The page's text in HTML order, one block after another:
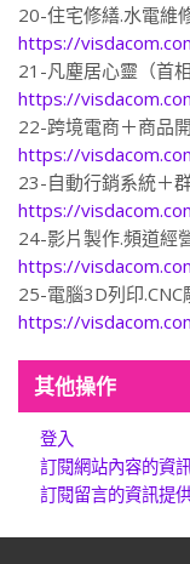
20-住宅修繕.水電維
https://
21-凡塵居心靈（首相
https://
22-跨境電商＋商品
https://
23-自動行銷系統＋
https://
24-影片製作.頻道經
https://
25-電腦3D列印.CNC
https://
其他操作
登入
訂閱網站內容的資
訂閱留言的資訊提